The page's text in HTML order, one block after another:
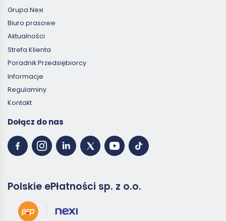
Grupa Nexi
Biuro prasowe
Aktualności
Strefa Klienta
Poradnik Przedsiębiorcy
Informacje
Regulaminy
Kontakt
Dołącz do nas
Polskie ePłatności sp. z o.o.